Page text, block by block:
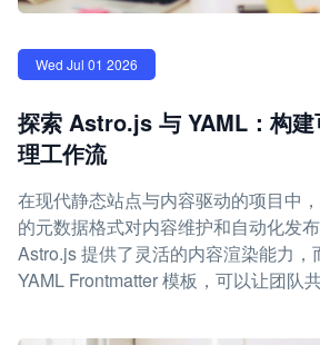
Wed Jul 01 2026
探索 Astro.js 与 YAML：构
理工作流
在现代静态站点与内容驱动的项目中
的元数据格式对内容维护和自动化发布
Astro.js 提供了灵活的内容渲染能力，
YAML Frontmatter 模板，可以让团队